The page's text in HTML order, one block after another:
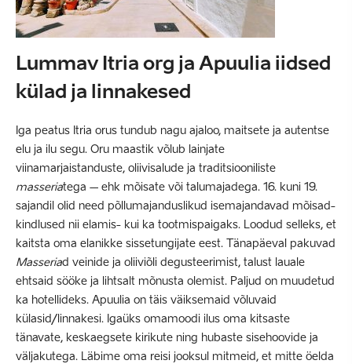
Lummav Itria org ja Apuulia iidsed
külad ja linnakesed
Iga peatus Itria orus tundub nagu ajaloo, maitsete ja autentse
elu ja ilu segu. Oru maastik võlub lainjate
viinamarjaistanduste, oliivisalude ja traditsiooniliste
masseriatega – ehk mõisate või talumajadega. 16. kuni 19.
sajandil olid need põllumajanduslikud isemajandavad mõisad-
kindlused nii elamis- kui ka tootmispaigaks. Loodud selleks, et
kaitsta oma elanikke sissetungijate eest. Tänapäeval pakuvad
Masseriad veinide ja oliiviõli degusteerimist, talust lauale
ehtsaid sööke ja lihtsalt mõnusta olemist. Paljud on muudetud
ka hotellideks. Apuulia on täis väiksemaid võluvaid
külasid/linnakesi. Igaüks omamoodi ilus oma kitsaste
tänavate, keskaegsete kirikute ning hubaste sisehoovide ja
väljakutega. Läbime oma reisi jooksul mitmeid, et mitte öelda